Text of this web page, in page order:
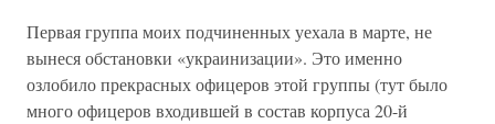
Первая группа моих подчиненных уехала в марте, не
вынеся обстановки «украинизации». Это именно
озлобило прекрасных офицеров этой группы (тут было
много офицеров входившей в состав корпуса 20-й